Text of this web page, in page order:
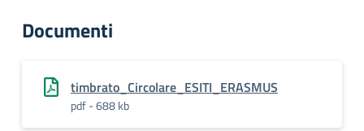
Documenti
timbrato_Circolare_ESITI_ERASMUS
pdf - 688 kb